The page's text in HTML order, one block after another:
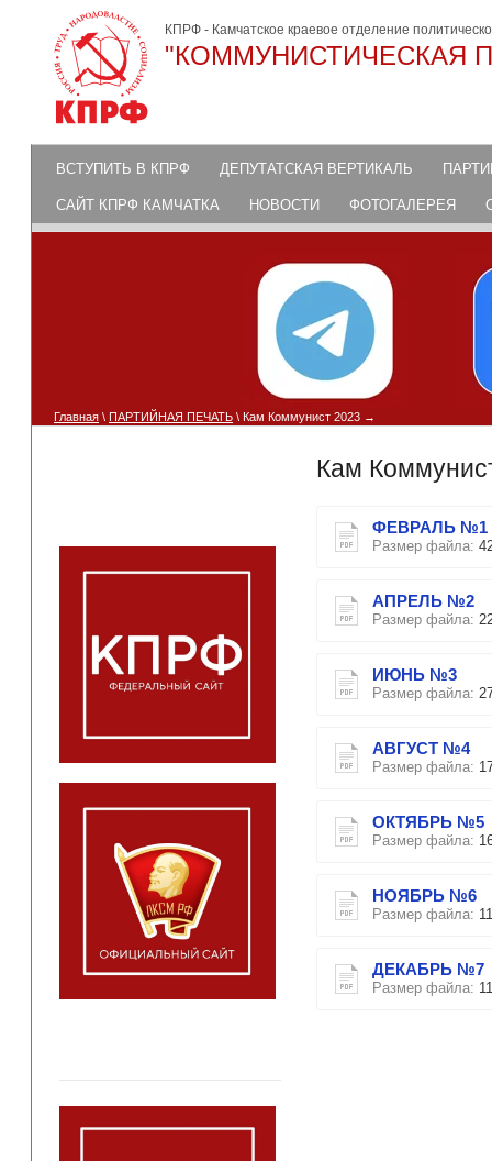
КПРФ - Камчатское краевое отделение
"КОММУНИСТИЧЕСКАЯ
ВСТУПИТЬ В КПРФ ДЕПУТАТСКАЯ ВЕРТИКАЛЬ
САЙТ КПРФ КАМЧАТКА НОВОСТИ ФОТОГАЛЕРЕЯ
Главная \ ПАРТИЙНАЯ ПЕЧАТЬ \ Кам Коммунист 2023
Кам
ФЕВРАЛЬ №1
Размер файла:
АПРЕЛЬ №2
Размер файла:
ИЮНЬ №3
Размер файла:
АВГУСТ №4
Размер файла:
ОКТЯБРЬ №5
Размер файла:
НОЯБРЬ №6
Размер файла:
ДЕКАБРЬ №7
Размер файла: